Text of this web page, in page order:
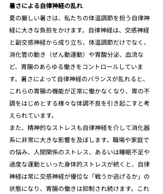
暑さによる自律神経の乱れ
夏の厳しい暑さは、私たちの体温調節を担う自律神
経に大きな負担をかけます。自律神経は、交感神経
と副交感神経から成り立ち、体温調節だけでなく、
消化管の動き（ぜん動運動）や胃酸分泌、血流な
ど、胃腸のあらゆる働きをコントロールしていま
す。暑さによって自律神経のバランスが乱れると、
これらの胃腸の機能が正常に働かなくなり、胃の不
調をはじめとする様々な体調不良を引き起こすと考
えられています。
また、精神的なストレスも自律神経を介して消化器
系に非常に大きな影響を及ぼします。職場や家庭で
の悩み、人間関係のストレス、あるいは睡眠不足や
過度な運動といった身体的ストレスが続くと、自律
神経は常に交感神経が優位な「戦うか逃げるか」の
状態になり、胃腸の働きは抑制され続けます。これ